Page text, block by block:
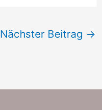
Nächster Beitrag →